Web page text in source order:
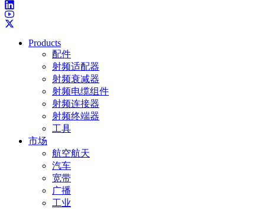
Products
配件
射频适配器
射频衰减器
射频电缆组件
射频连接器
射频终端器
工具
市场
航空航天
汽车
宽带
广播
工业